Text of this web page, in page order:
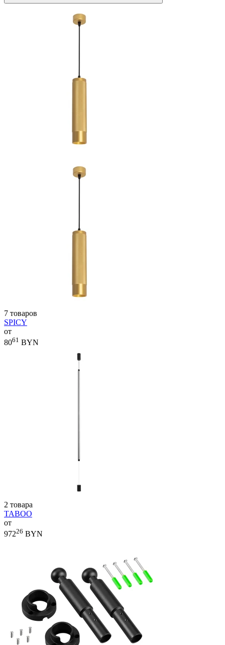
7 товаров
SPICY
от
8061 BYN
2 товара
TABOO
от
97226 BYN